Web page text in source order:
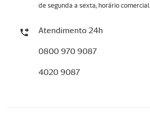
de segunda a sexta, horário comercial
Atendimento 24h
0800 970 9087
4020 9087